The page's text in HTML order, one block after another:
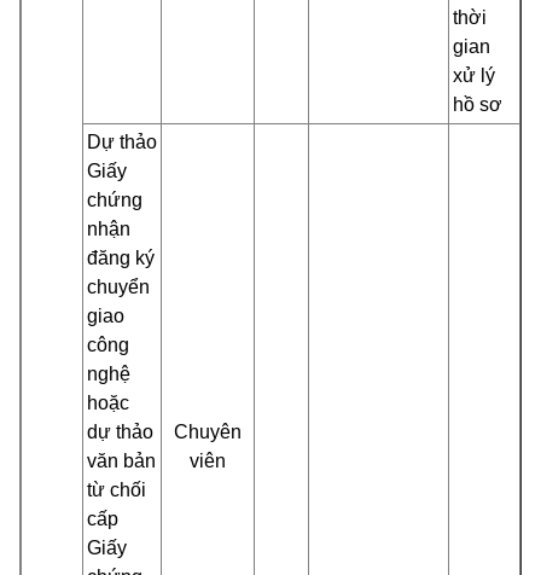
thời
gian
xử lý
hồ sơ
Dự thảo
Giấy
chứng
nhận
đăng ký
chuyển
giao
công
nghệ
hoặc
dự thảo
văn bản
từ chối
cấp
Giấy
Chuyên
viên